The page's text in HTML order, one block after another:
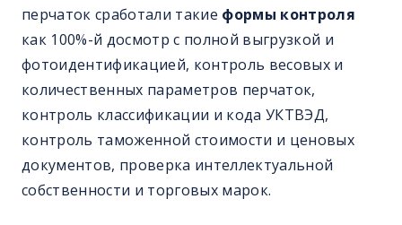
перчаток сработали такие формы контроля
как 100%-й досмотр с полной выгрузкой и
фотоидентификацией, контроль весовых и
количественных параметров перчаток,
контроль классификации и кода УКТВЭД,
контроль таможенной стоимости и ценовых
документов, проверка интеллектуальной
собственности и торговых марок.